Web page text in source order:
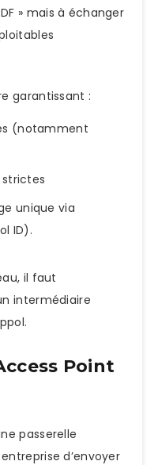
» mais à échanger
garantissant :
(notamment
unique via
ID).
il faut
intermédiaire
Point
passerelle
d’envoyer